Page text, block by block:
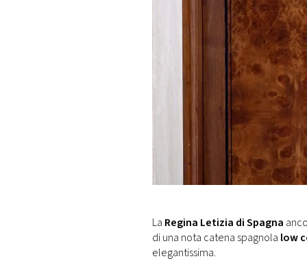
PRINCIPATO
MONACO
La Regina Letizia di Spagna
di una nota catena spagnola low
elegantissima.